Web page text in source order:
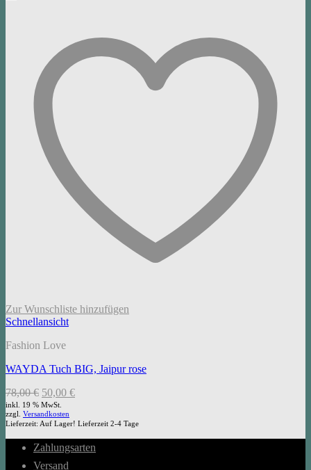
Zur Wunschliste hinzufügen
Schnellansicht
Fashion Love
WAYDA Tuch BIG, Jaipur rose
78,00€ Ursprünglicher
Preis
war:
78,00 €
50,00 €Aktueller
50,00 €.
inkl. 19 % MwSt.
zzgl. Versandkosten
Lieferzeit: Auf Lager! Lieferzeit 2-4 Tage
Zahlungsarten
Versand